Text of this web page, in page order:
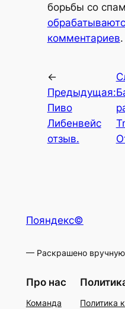
борьбы со
комментариев.
←
Предыдущая:
Пиво
Либенвейс
отзыв.
Пояндекс©
— Раскрашено
Про нас
Команда
Политика